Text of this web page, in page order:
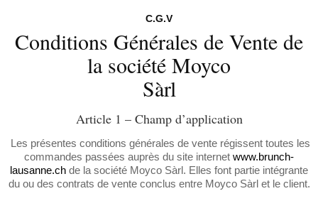
C.G.V
Conditions Générales de Vente de
la société Moyco
Sàrl
Article 1 – Champ d’application
Les présentes conditions générales de vente régissent toutes les
commandes passées auprès du site internet www.brunch-
lausanne.ch de la société Moyco Sàrl. Elles font partie intégrante
du ou des contrats de vente conclus entre Moyco Sàrl et le client.